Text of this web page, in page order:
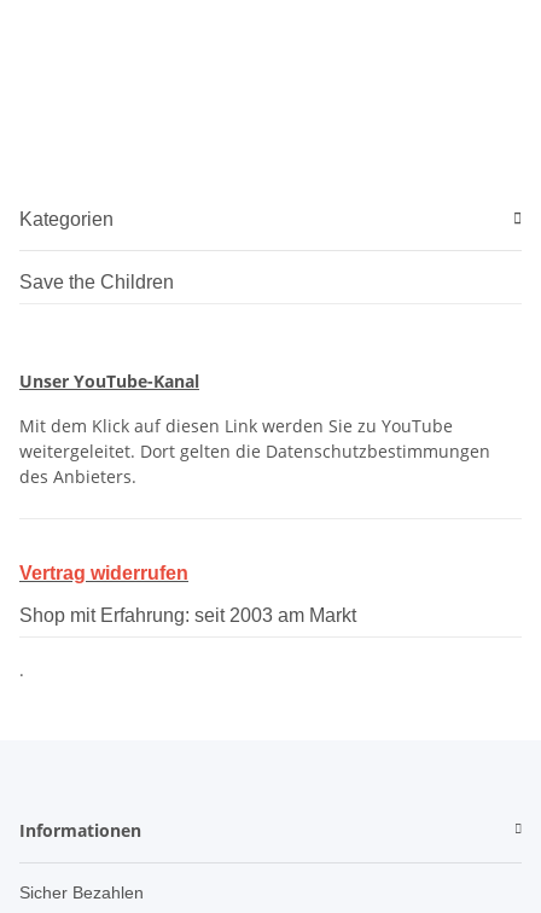
Kategorien
Save the Children
Unser YouTube-Kanal
Mit dem Klick auf diesen Link werden Sie zu YouTube
weitergeleitet. Dort gelten die Datenschutzbestimmungen
des Anbieters.
Vertrag widerrufen
Shop mit Erfahrung: seit 2003 am Markt
.
Informationen
Sicher Bezahlen